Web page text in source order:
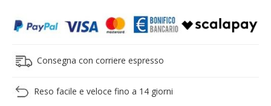
Consegna con corriere espresso
Reso facile e veloce fino a 14 giorni